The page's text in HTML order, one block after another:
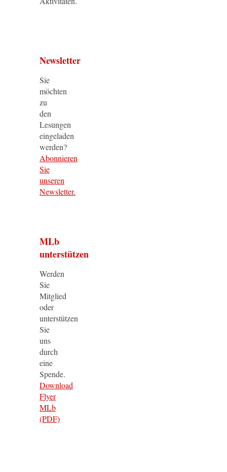
Newsletter
Sie
möchten
zu
den
Lesungen
eingeladen
werden?
Abonnieren
Sie
unseren
Newsletter.
MLb
unterstützen
Werden
Sie
Mitglied
oder
unterstützen
Sie
uns
durch
eine
Spende.
Download
Flyer
MLb
(PDF)